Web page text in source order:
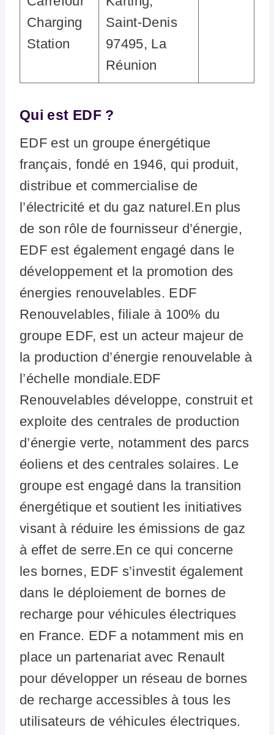
Charging
Station
Saint-Denis
97495, La
Réunion
Qui est EDF ?
EDF est un groupe énergétique
français, fondé en 1946, qui produit,
distribue et commercialise de
l’électricité et du gaz naturel.En plus
de son rôle de fournisseur d’énergie,
EDF est également engagé dans le
développement et la promotion des
énergies renouvelables. EDF
Renouvelables, filiale à 100% du
groupe EDF, est un acteur majeur de
la production d’énergie renouvelable à
l’échelle mondiale.EDF
Renouvelables développe, construit et
exploite des centrales de production
d’énergie verte, notamment des parcs
éoliens et des centrales solaires. Le
groupe est engagé dans la transition
énergétique et soutient les initiatives
visant à réduire les émissions de gaz
à effet de serre.En ce qui concerne
les bornes, EDF s’investit également
dans le déploiement de bornes de
recharge pour véhicules électriques
en France. EDF a notamment mis en
place un partenariat avec Renault
pour développer un réseau de bornes
de recharge accessibles à tous les
utilisateurs de véhicules électriques.